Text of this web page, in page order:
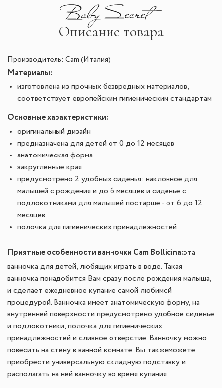
Описание товара
Производитель: Сam (Италия)
Материалы:
изготовлена из прочных безвредных материалов,
соответствует европейским гигиеническим стандартам
Основные характеристики:
оригинальный дизайн
предназначена для детей от 0 до 12 месяцев
анатомическая форма
закругленные края
предусмотрено 2 удобных сиденья: наклонное для
малышей с рождения и до 6 месяцев и сиденье с
подлокотниками для малышей постарше - от 6 до 12
месяцев
полочка для гигиенических принадлежностей
Приятные особенности ванночки Cam Bollicina:эта
ванночка для детей, любящих играть в воде. Такая
ванночка понадобится Вам сразу после рождения малыша,
и сделает ежедневное купание самой любимой
процедурой. Ванночка имеет анатомическую форму, на
внутренней поверхности предусмотрено удобное сиденье
и подлокотники, полочка для гигиенических
принадлежностей и сливное отверстие. Ванночку можно
повесить на стену в ванной комнате. Вы такжеможете
приобрести универсальную складную подставку и
располагать на ней ванночку во время купания.